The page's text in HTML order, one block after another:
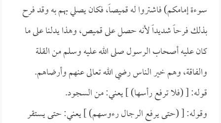
سوءة إمامكم) فاشتروا له قميصاً، فكان يصلي بهم به وقد فرح
بذلك فرحاً شديداً لأنه حصل على قميص، وهذا يدلنا على ما
كان عليه أصحاب الرسول صلى الله عليه وسلم من القلة
والفاقة، وهم خير الناس رضي الله تعالى عنهم وأرضاهم.
قوله: [ (فلا ترفع رأسها) ] يعني: من السجود.
وقوله: [ (حتى يرفع الرجال رءوسهم) ] يعني: حتى يستقر